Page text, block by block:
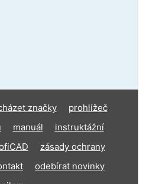
značky
prohlížeč
manuál
instruktážní
zásady ochrany
odebírat novinky